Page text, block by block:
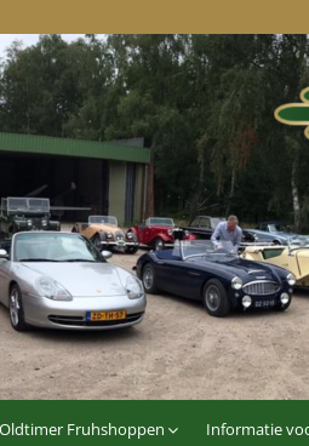
Oldtimer Fruhshoppen Informatie